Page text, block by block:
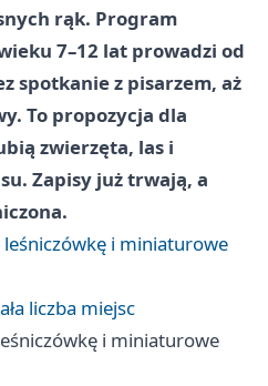
rąk. Program
7–12 lat prowadzi od
spotkanie z pisarzem, aż
To propozycja dla
zwierzęta, las i
Zapisy już trwają, a
leśniczówkę i miniaturowe
liczba miejsc
i miniaturowe